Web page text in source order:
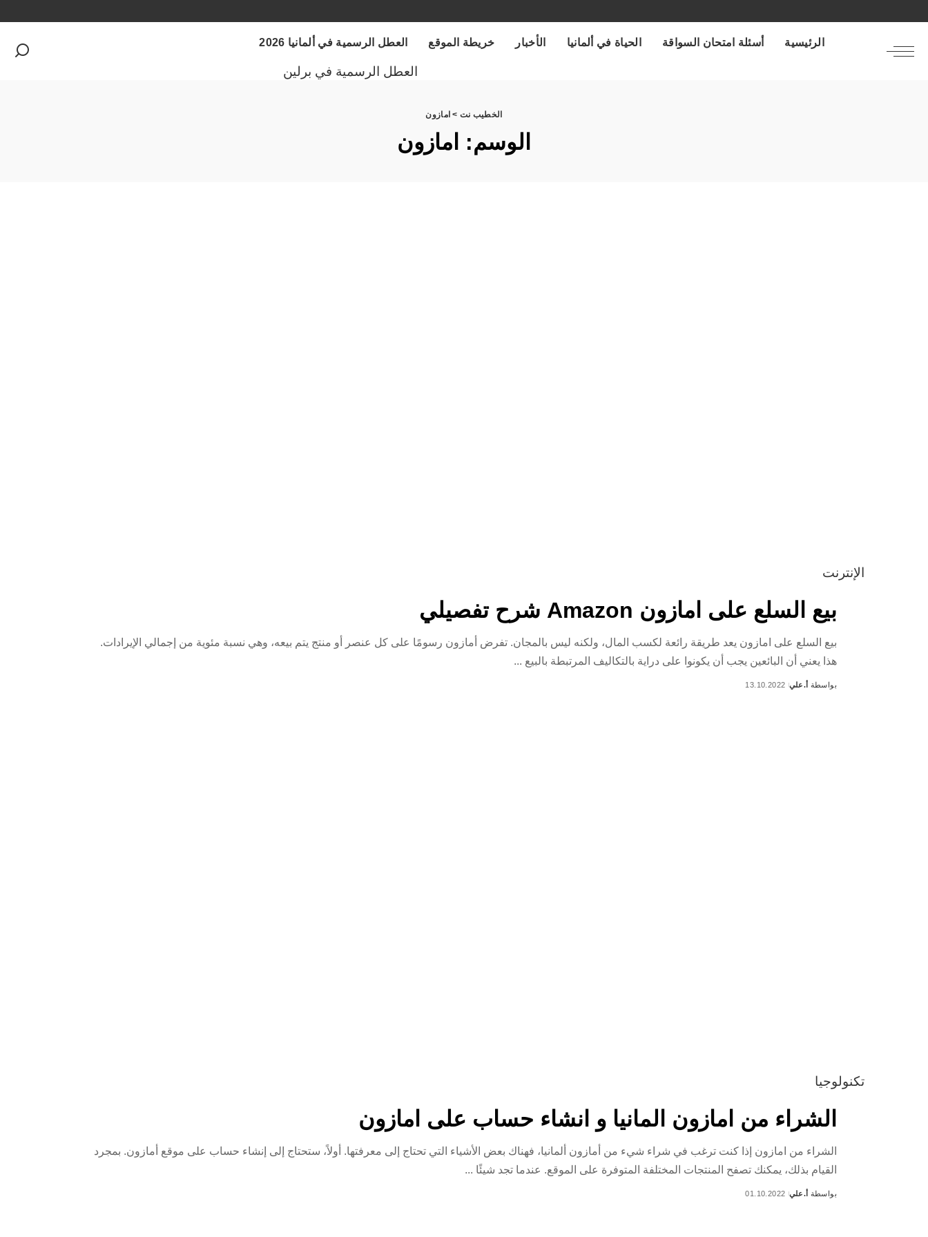
الرئيسية أسئلة امتحان السواقة الحياة في ألمانيا الأخبار خريطة الموقع العطل الرسمية في ألمانيا 2026
العطل الرسمية في برلين
الخطيب نت > امازون
الوسم: امازون
الإنترنت
بيع السلع على امازون Amazon شرح تفصيلي
بيع السلع على امازون يعد طريقة رائعة لكسب المال، ولكنه ليس بالمجان. تفرض أمازون رسومًا على كل عنصر أو منتج يتم بيعه، وهي نسبة مئوية من إجمالي الإيرادات.
هذا يعني أن البائعين يجب أن يكونوا على دراية بالتكاليف المرتبطة بالبيع ...
Posted
بواسطة أ.علي 13.10.2022
تكنولوجيا
الشراء من امازون المانيا و انشاء حساب على امازون
الشراء من امازون إذا كنت ترغب في شراء شيء من أمازون ألمانيا، فهناك بعض الأشياء التي تحتاج إلى معرفتها. أولاً، ستحتاج إلى إنشاء حساب على موقع أمازون. بمجرد
القيام بذلك، يمكنك تصفح المنتجات المختلفة المتوفرة على الموقع. عندما تجد شيئًا ...
Posted
بواسطة أ.علي 01.10.2022